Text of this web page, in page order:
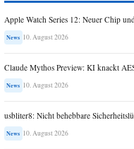
Apple Watch Series 12: Neuer Chip
News 10. August 2026
Claude Mythos Preview: KI knackt
News 10. August 2026
usbliter8: Nicht behebbare
News 10. August 2026